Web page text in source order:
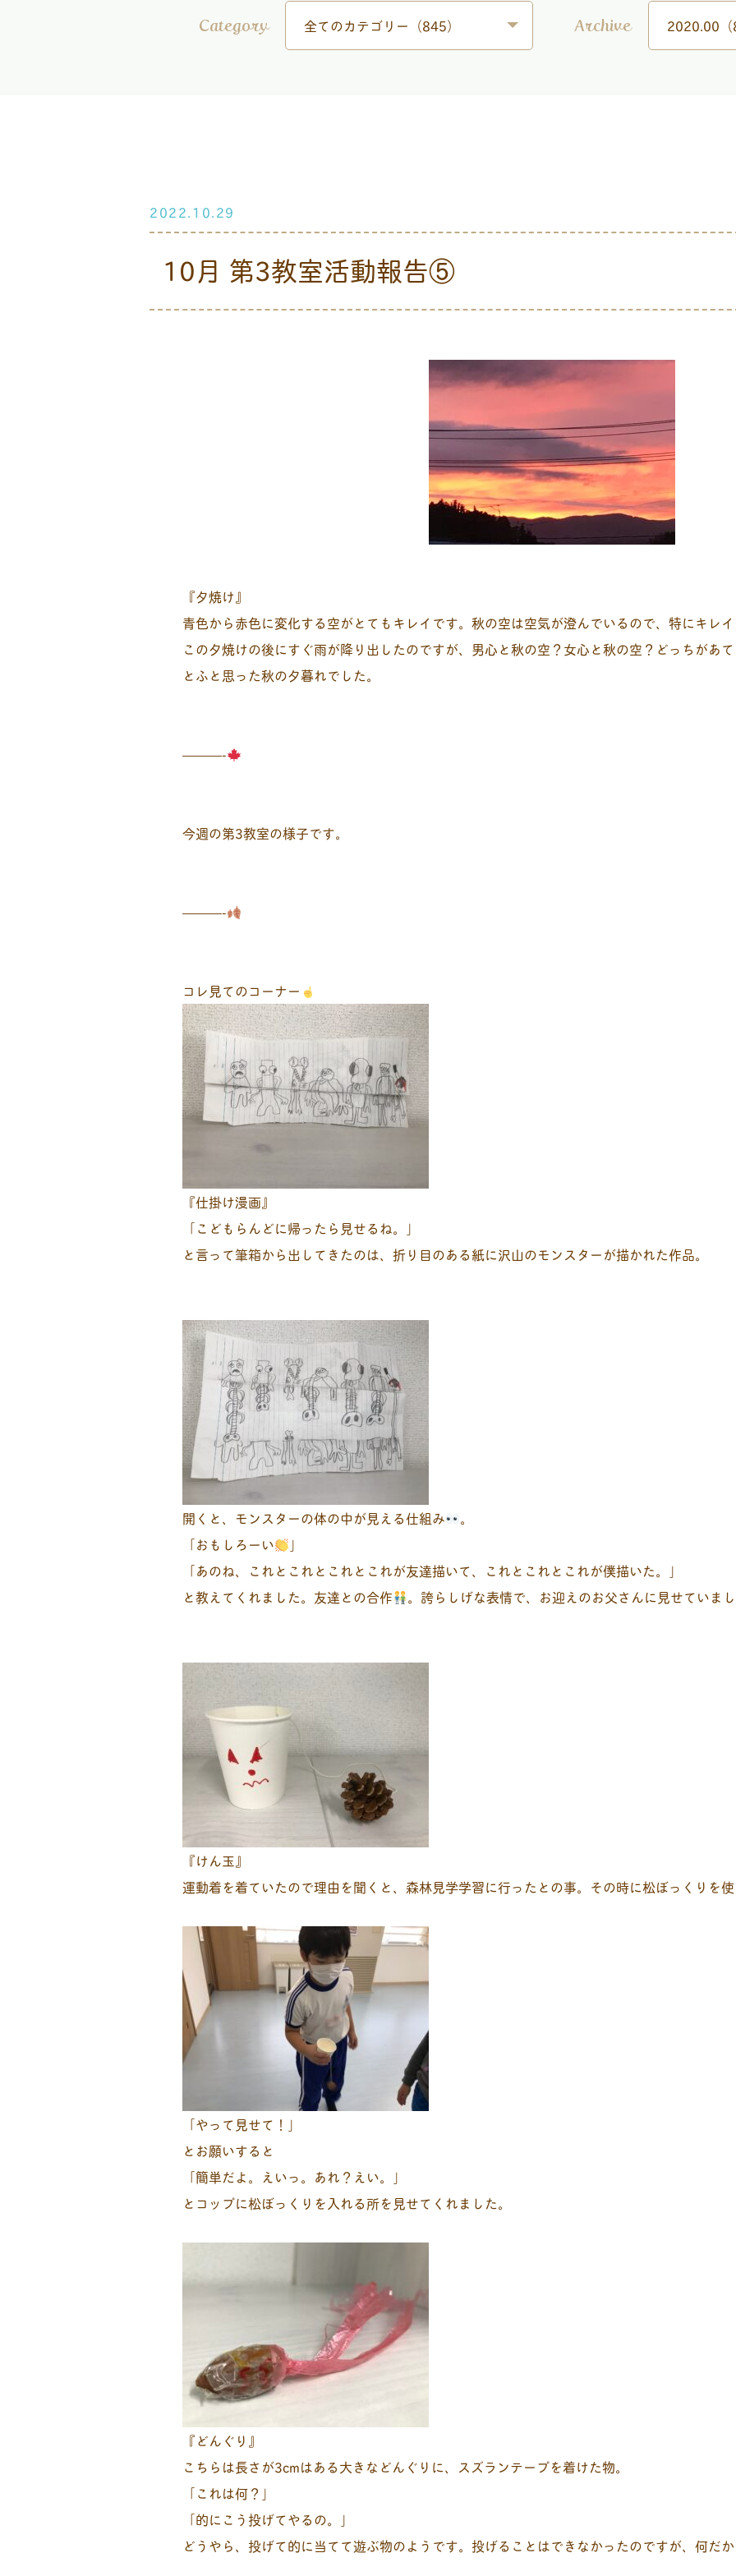
Category 全てのカテゴリー（845） Archive 2020.00
2022.10.29
10月 第3教室活動報告⑤
『夕焼け』
青色から赤色に変化する空がとてもキレイです。秋の空は空気が澄んでいるので、特にキレ
この夕焼けの後にすぐ雨が降り出したのですが、男心と秋の空？女心と秋の空？どっちがあ
とふと思った秋の夕暮れでした。
———-
今週の第3教室の様子です。
———-
コレ見てのコーナー
『仕掛け漫画』
「こどもらんどに帰ったら見せるね。」
と言って筆箱から出してきたのは、折り目のある紙に沢山のモンスターが描かれた作品。
開くと、モンスターの体の中が見える仕組み
。
「おもしろーい
」
「あのね、これとこれとこれとこれが友達描いて、これとこれとこれが僕描いた。」
と教えてくれました。友達との合作
。誇らしげな表情で、お迎えのお父さんに見せていま
『けん玉』
運動着を着ていたので理由を聞くと、森林見学学習に行ったとの事。その時に松ぼっくりを
「やって見せて！」
とお願いすると
「簡単だよ。えいっ。あれ？えい。」
とコップに松ぼっくりを入れる所を見せてくれました。
『どんぐり』
こちらは長さが3cmはある大きなどんぐりに、スズランテープを着けた物。
「これは何？」
「的にこう投げてやるの。」
どうやら、投げて的に当てて遊ぶ物のようです。投げることはできなかったのですが、何だ